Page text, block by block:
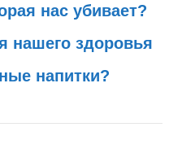
нас убивает?
нашего здоровья
напитки?